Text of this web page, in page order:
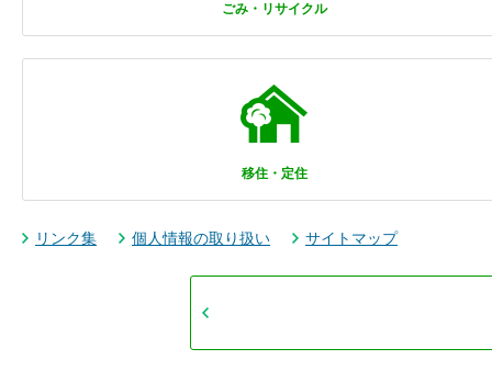
ごみ・リサイクル
移住・定住
リンク集 個人情報の取り扱い サイトマップ